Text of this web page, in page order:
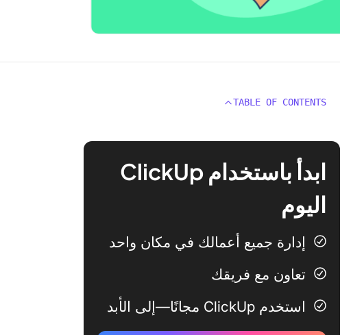
TABLE OF CONTENTS
ابدأ باستخدام ClickUp
اليوم
إدارة جميع أعمالك في مكان واحد
تعاون مع فريقك
استخدم ClickUp مجانًا—إلى الأبد